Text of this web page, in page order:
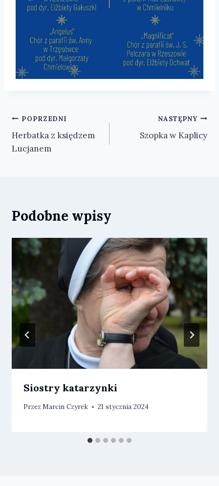
Nawigacja
wpisu
POPRZEDNI
Herbatka z księdzem
Lucjanem
NASTĘPNY
Szopka w Kaplicy
Podobne wpisy
Siostry katarzynki
Przez Marcin Czyrek 21 stycznia 2024